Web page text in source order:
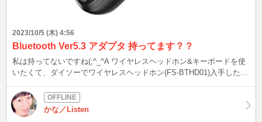
2023/10/5 (木) 4:56
Bluetooth Ver5.3 アダプタ 持ってます？？
私は持ってないですね(;^_^A ワイヤレスヘッドホン&キーボードを使
いたくて、ダイソーでワイヤレスヘッドホン(FS-BTHD01)入手したも
め、ペアリングできませんでした(´;ω;｀) 有線は寿命が長いメリット
はあるものの、ほかの周辺機器と絡まるのがデメリットで、それがス
トレスになるのも嫌じゃないですか？？ 私の扱い方にも問題ありま
かな／Listen